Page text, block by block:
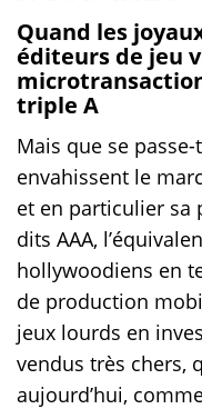
Quand les
éditeurs de jeu
triple A
Mais que se
envahissent le
et en particulier sa
dits AAA,
hollywoodiens en
de production
jeux lourds en
vendus très chers,
aujourd’hui,